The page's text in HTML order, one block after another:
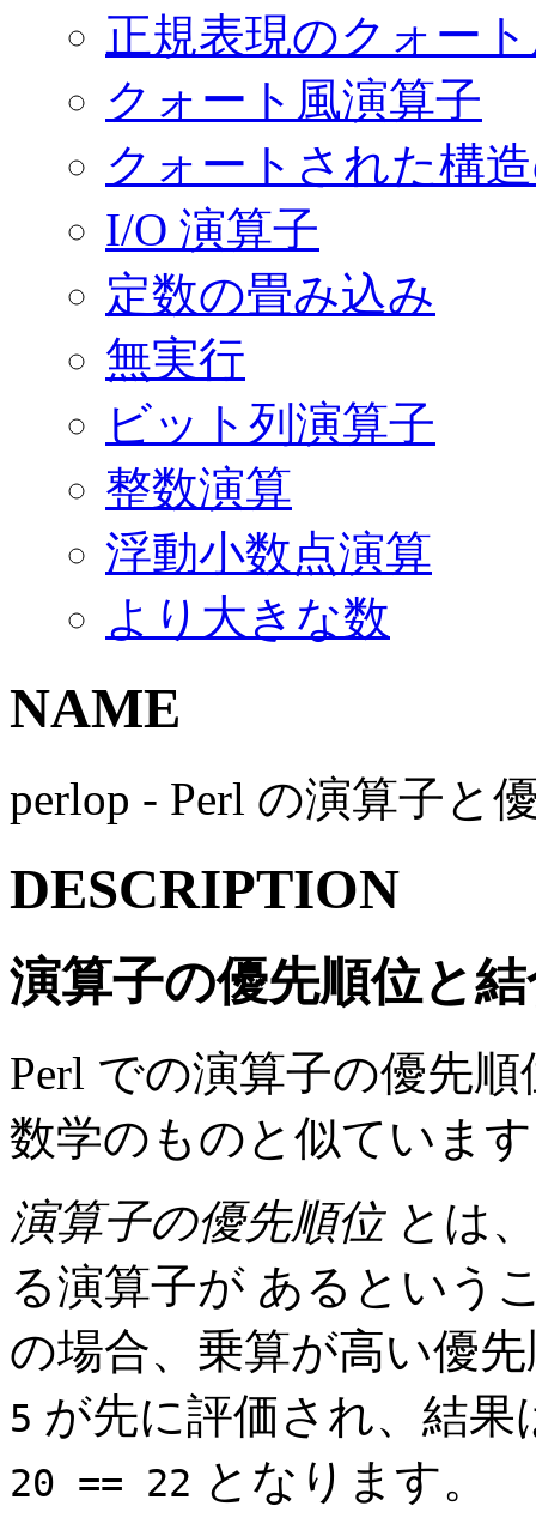
正規表現のクォー
クォート風演算子
クォートされた構
I/O 演算子
定数の畳み込み
無実行
ビット列演算子
整数演算
浮動小数点演算
より大きな数
NAME
perlop - Perl の演算子と
DESCRIPTION
演算子の優先順位と
Perl での演算子の優先
数学のものと似ていま
演算子の優先順位とは
る演算子が あるという
の場合、乗算が高い優
5 が先に評価され、結
20 == 22 となります。